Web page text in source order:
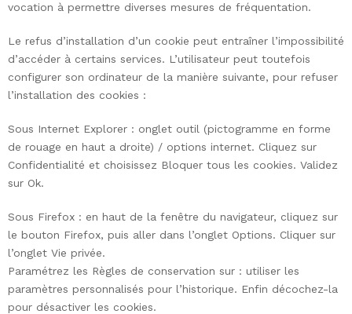
vocation à permettre diverses mesures de fréquentation.
Le refus d’installation d’un cookie peut entraîner l’impossibilité
d’accéder à certains services. L’utilisateur peut toutefois
configurer son ordinateur de la manière suivante, pour refuser
l’installation des cookies :
Sous Internet Explorer : onglet outil (pictogramme en forme
de rouage en haut a droite) / options internet. Cliquez sur
Confidentialité et choisissez Bloquer tous les cookies. Validez
sur Ok.
Sous Firefox : en haut de la fenêtre du navigateur, cliquez sur
le bouton Firefox, puis aller dans l’onglet Options. Cliquer sur
l’onglet Vie privée.
Paramétrez les Règles de conservation sur : utiliser les
paramètres personnalisés pour l’historique. Enfin décochez-la
pour désactiver les cookies.